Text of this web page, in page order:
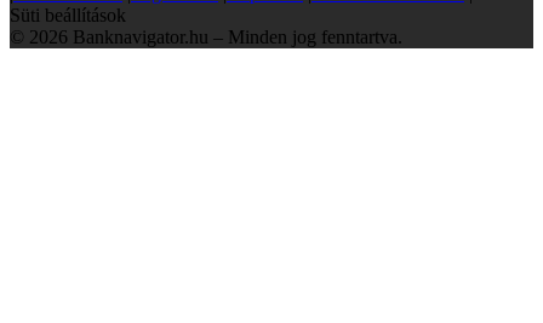
Süti beállítások
© 2026 Banknavigator.hu – Minden jog fenntartva.